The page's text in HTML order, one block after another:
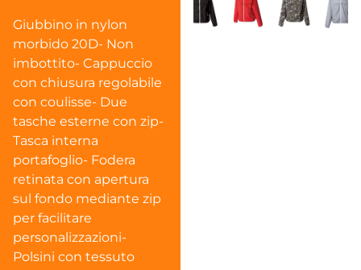
Giubbino in nylon
morbido 20D- Non
imbottito- Cappuccio
con chiusura regolabile
con coulisse- Due
tasche esterne con zip-
Tasca interna
portafoglio- Fodera
retinata con apertura
sul fondo mediante zip
per facilitare
personalizzazioni-
Polsini con tessuto